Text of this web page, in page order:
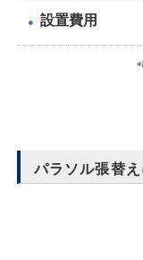
● 設置費用
パラソル張替